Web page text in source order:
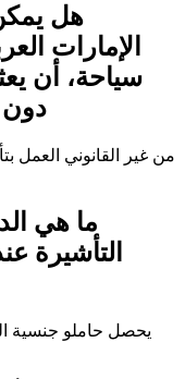
هل
الإمارات
سياحة، أن
من غير القانوني العمل
ما هي
التأشيرة
يحصل حاملو جنسية